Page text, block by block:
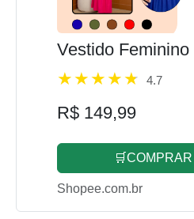
Vestido
4.7
R$ 149,99
Shopee.com.br